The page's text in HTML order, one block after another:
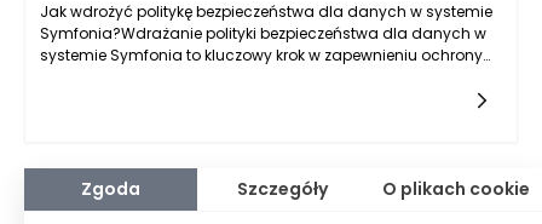
Jak wdrożyć politykę bezpieczeństwa dla danych w systemie
Symfonia?Wdrażanie polityki bezpieczeństwa dla danych w
systemie Symfonia to kluczowy krok w zapewnieniu ochrony
Zgoda Szczegóły O plikach cookie